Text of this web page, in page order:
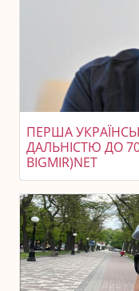
ПЕРША
ДАЛЬНІСТЮ ДО
BIGMIR)NET